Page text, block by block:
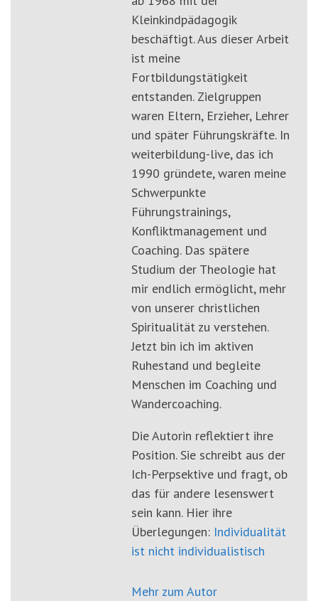
Kleinkindpädagogik
beschäftigt. Aus dieser Arbeit
ist meine
Fortbildungstätigkeit
entstanden. Zielgruppen
waren Eltern, Erzieher, Lehrer
und später Führungskräfte. In
weiterbildung-live, das ich
1990 gründete, waren meine
Schwerpunkte
Führungstrainings,
Konfliktmanagement und
Coaching. Das spätere
Studium der Theologie hat
mir endlich ermöglicht, mehr
von unserer christlichen
Spiritualität zu verstehen.
Jetzt bin ich im aktiven
Ruhestand und begleite
Menschen im Coaching und
Wandercoaching.
Die Autorin reflektiert ihre
Position. Sie schreibt aus der
Ich-Perpsektive und fragt, ob
das für andere lesenswert
sein kann. Hier ihre
Überlegungen: Individualität
ist nicht individualistisch
Mehr zum Autor